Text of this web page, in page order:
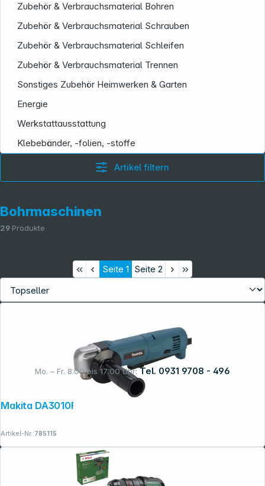
Mo. – Fr. 8:00 bis 17:00 Uhr: Tel. 0931 9708 - 496
Zubehör & Verbrauchsmaterial Bohren
Zubehör & Verbrauchsmaterial Schrauben
Zubehör & Verbrauchsmaterial Schleifen
Zubehör & Verbrauchsmaterial Trennen
Sonstiges Zubehör Heimwerken & Garten
Energie
Werkstattausstattung
Klebebänder, -folien, -stoffe
Artikel filtern
Bohrmaschinen
29 Produkte
Seite 1 Seite 2
Artikel-Nr.:785115